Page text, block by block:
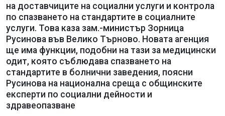
на доставчиците на социални услуги и контрола
по спазването на стандартите в социалните
услуги. Това каза зам.-министър Зорница
Русинова във Велико Търново. Новата агенция
ще има функции, подобни на тази за медицински
одит, която съблюдава спазването на
стандартите в болнични заведения, поясни
Русинова на национална среща с общинските
експерти по социални дейности и
здравеопазване